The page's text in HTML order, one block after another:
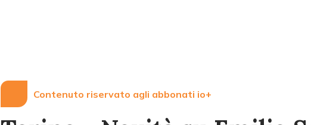
Contenuto riservato agli abbonati io+